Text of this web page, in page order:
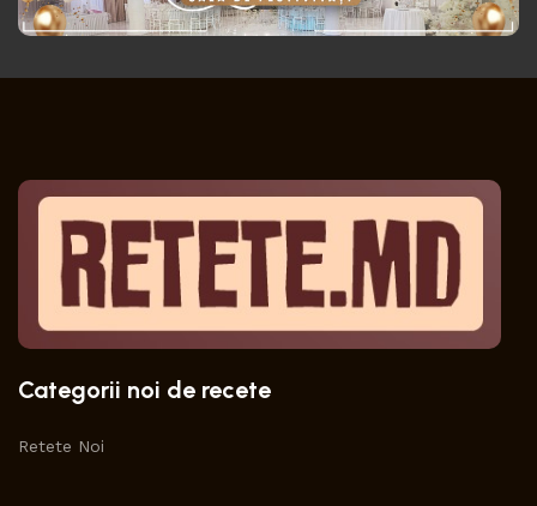
Categorii noi de recete
Retete Noi